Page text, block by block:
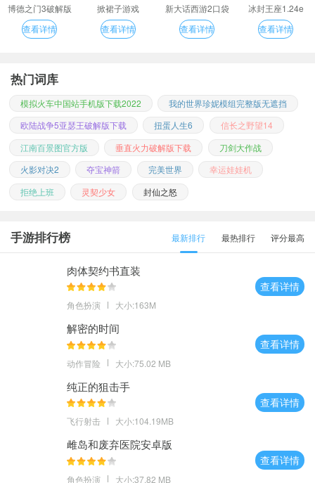
博德之门3破解版
查看详情
掀裙子游戏
查看详情
新大话西游2口袋
版
查看详情
冰封王座1.24e
查看详情
热门词库
模拟火车中国站手机版下载2022
我的世界珍妮模组完整版无遮挡
欧陆战争5亚瑟王破解版下载
扭蛋人生6
信长之野望14
江南百景图官方版
垂直火力破解版下载
刀剑大作战
火影对决2
夺宝神箭 完美世界
幸运娃娃机
拒绝上班
灵契少女 封仙之怒
手游排行榜 最新排行 最热排行 评分最高
肉体契约书直装
角色扮演 大小:163M
查看详情
解密的时间
动作冒险 大小:75.02 MB
查看详情
纯正的狙击手
飞行射击 大小:104.19MB
查看详情
雌岛和废弃医院安卓版
角色扮演 大小:37.82 MB
查看详情